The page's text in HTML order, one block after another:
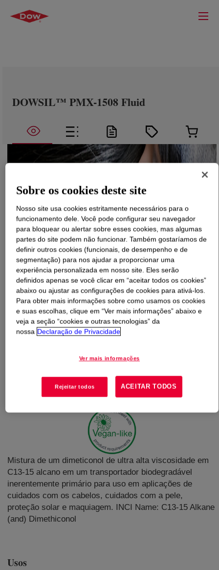
DOWSIL™ PMX-1508 Fluid
O que éDOWSIL™ PMX-1508 Fluid?
Mistura de um dimeticonol de ultra alta viscosidade em
C13-15 alcano em um transportador biodegradável
inerentemente primário para uso em aplicações de
cuidados com os cabelos, cuidados com a pele,
proteção solar e maquiagem. INCI Name: C13-15 Alkane
(and) Dimethiconol
Usos
Sobre os cookies deste site
Nosso site usa cookies estritamente necessários para o
funcionamento dele. Você pode configurar seu navegador
para bloquear ou alertar sobre esses cookies, mas algumas
partes do site podem não funcionar. Também gostaríamos de
definir outros cookies (funcionais, de desempenho e de
segmentação) para nos ajudar a proporcionar uma
experiência personalizada em nosso site. Eles serão
definidos apenas se você clicar em “aceitar todos os cookies”
abaixo ou ajustar as configurações de cookies para ativá-los.
Para obter mais informações sobre como usamos os cookies
e suas escolhas, clique em “Ver mais informações” abaixo e
veja a seção “cookies e outras tecnologias” da
nossa Declaração de Privacidade
Ver mais informações
Rejeitar todos ACEITAR TODOS